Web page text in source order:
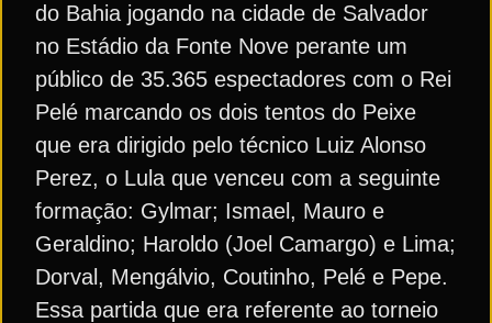
do Bahia jogando na cidade de Salvador
no Estádio da Fonte Nove perante um
público de 35.365 espectadores com o Rei
Pelé marcando os dois tentos do Peixe
que era dirigido pelo técnico Luiz Alonso
Perez, o Lula que venceu com a seguinte
formação: Gylmar; Ismael, Mauro e
Geraldino; Haroldo (Joel Camargo) e Lima;
Dorval, Mengálvio, Coutinho, Pelé e Pepe.
Essa partida que era referente ao torneio